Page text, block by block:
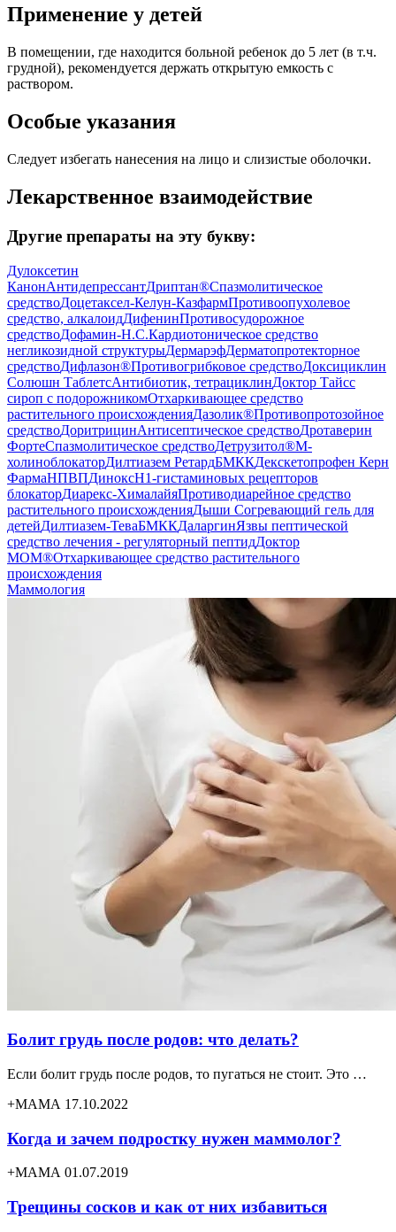
Применение у детей
В помещении, где находится больной ребенок до 5 лет (в т.ч.
грудной), рекомендуется держать открытую емкость с
раствором.
Особые указания
Следует избегать нанесения на лицо и слизистые оболочки.
Лекарственное взаимодействие
Другие препараты на эту букву:
Дулоксетин
КанонАнтидепрессантДриптан®Спазмолитическое
средствоДоцетаксел-Келун-КазфармПротивоопухолевое
средство, алкалоидДифенинПротивосудорожное
средствоДофамин-Н.С.Кардиотоническое средство
негликозидной структурыДермарэфДерматопротекторное
средствоДифлазон®Противогрибковое средствоДоксициклин
Солюшн ТаблетсАнтибиотик, тетрациклинДоктор Тайсс
сироп с подорожникомОтхаркивающее средство
растительного происхожденияДазолик®Противопротозойное
средствоДоритрицинАнтисептическое средствоДротаверин
ФортеСпазмолитическое средствоДетрузитол®М-
холиноблокаторДилтиазем РетардБМККДекскетопрофен Керн
ФармаНПВПДиноксH1-гистаминовых рецепторов
блокаторДиарекс-ХималайяПротиводиарейное средство
растительного происхожденияДыши Согревающий гель для
детейДилтиазем-ТеваБМККДаларгинЯзвы пептической
средство лечения - регуляторный пептидДоктор
МОМ®Отхаркивающее средство растительного
происхождения
Маммология
Болит грудь после родов: что делать?
Если болит грудь после родов, то пугаться не стоит. Это …
+МАМА 17.10.2022
Когда и зачем подростку нужен маммолог?
+МАМА 01.07.2019
Трещины сосков и как от них избавиться